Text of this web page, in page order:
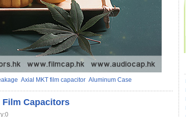
Axial MKT film capacitor Aluminum Case
Film Capacitors